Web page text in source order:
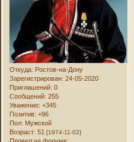
Откуда: Ростов-на-Дону
Зарегистрирован: 24-05-2020
Приглашений: 0
Сообщений: 255
Уважение: +345
Позитив: +96
Пол: Мужской
Возраст: 51[1974-11-02]